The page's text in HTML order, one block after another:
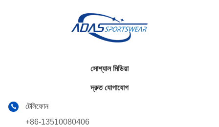
সোশ্যাল মিডিয়া
দ্রুত যোগাযোগ
টেলিফোন
+86-13510080406